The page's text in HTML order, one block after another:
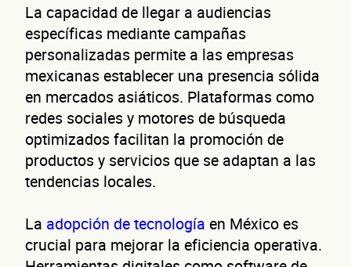
La capacidad de llegar a audiencias
específicas mediante campañas
personalizadas permite a las empresas
mexicanas establecer una presencia sólida
en mercados asiáticos. Plataformas como
redes sociales y motores de búsqueda
optimizados facilitan la promoción de
productos y servicios que se adaptan a las
tendencias locales.
La adopción de tecnología en México es
crucial para mejorar la eficiencia operativa.
Solicita aquí tulínea de liquidez
Esta es una conversación de 2 minutos, no un trámite